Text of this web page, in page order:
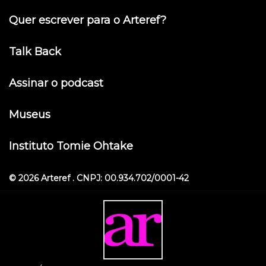
Quer escrever para o Arteref?
Talk Back
Assinar o podcast
Museus
Instituto Tomie Ohtake
© 2026 Arteref . CNPJ: 00.934.702/0001-42